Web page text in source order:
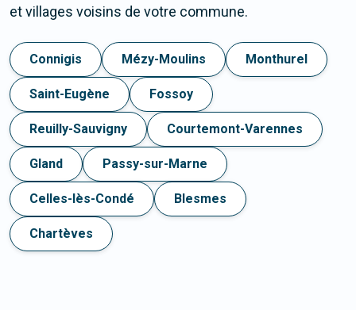
et villages voisins de votre commune.
Connigis Mézy-Moulins Monthurel
Saint-Eugène Fossoy
Reuilly-Sauvigny Courtemont-Varennes
Gland Passy-sur-Marne
Celles-lès-Condé Blesmes
Chartèves